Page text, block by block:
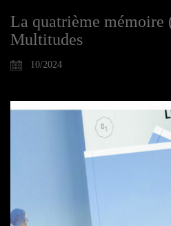
La quatrième mémoire
Multitudes
10/2024